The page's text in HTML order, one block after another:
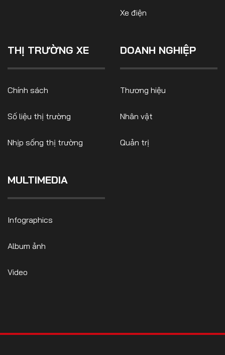
FOLLOW US
CONTACT US
0972271616
Xe điện
THỊ TRƯỜNG XE
Chính sách
Số liệu thị trường
Nhịp sống thị trường
DOANH NGHIỆP
Thương hiệu
Nhân vật
Quản trị
MULTIMEDIA
Infographics
Album ảnh
Video